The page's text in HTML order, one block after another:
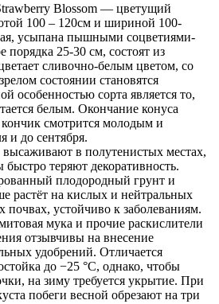
Blossom — цветущий
100 – 120см и шириной 100-
усыпана пышными соцветиями-
25-30 см, состоят из
сливочно-белым цветом, со
состоянии становятся
особенностью сорта является то,
белым. Окончание конуса
смотрится молодым и
и до сентября.
в полутенистых местах,
теряют декоративность.
плодородный грунт и
растёт на кислых и нейтральных
устойчиво к заболеваниям.
мука и прочие раскислители
отзывчивы на внесение
удобрений. Отличается
до −25 °C, однако, чтобы
на зиму требуется укрытие. При
побеги весной обрезают на три